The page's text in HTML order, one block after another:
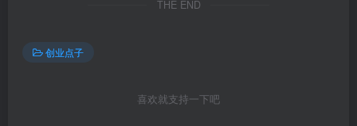
THE END
创业点子
喜欢就支持一下吧